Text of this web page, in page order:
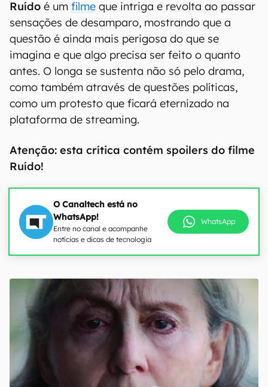
Ruído é um filme que intriga e revolta ao passar
sensações de desamparo, mostrando que a
questão é ainda mais perigosa do que se
imagina e que algo precisa ser feito o quanto
antes. O longa se sustenta não só pelo drama,
como também através de questões políticas,
como um protesto que ficará eternizado na
plataforma de streaming.
Atenção: esta crítica contém spoilers do filme
Ruído!
O Canaltech está no
WhatsApp!
Entre no canal e acompanhe
notícias e dicas de tecnologia
WhatsApp